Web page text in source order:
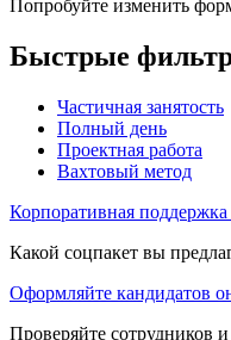
Попробуйте изменить
Быстрые
Частичная занятость
Полный день
Проектная работа
Вахтовый метод
Корпоративная поддержка
Какой соцпакет вы
Оформляйте кандидатов
Проверяйте сотрудников